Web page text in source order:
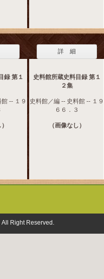
録 第１
-- １９
詳 細
史料館所蔵史料目録 第１
２集
史料館／編 -- 史料館 -- １９
６６．３
（画像なし）
Right Reserved.